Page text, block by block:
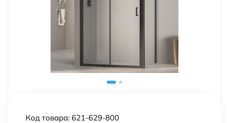
Код товара: 621-629-800